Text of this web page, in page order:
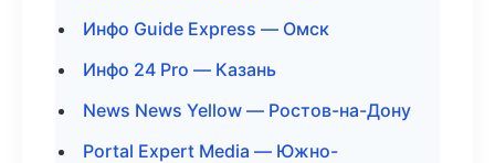
Инфо Guide Express — Омск
Инфо 24 Pro — Казань
News News Yellow — Ростов-на-Дону
Portal Expert Media — Южно-